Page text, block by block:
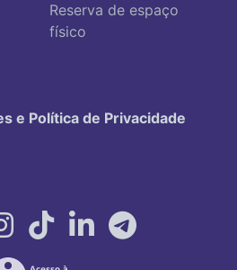
Reserva de espaço
físico
e Política de Privacidade